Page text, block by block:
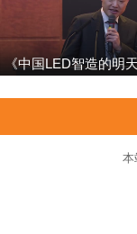
《中国LED智造的明
本